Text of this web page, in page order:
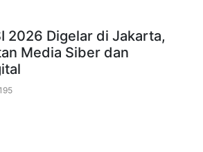
2026 Digelar di Jakarta,
Media Siber dan